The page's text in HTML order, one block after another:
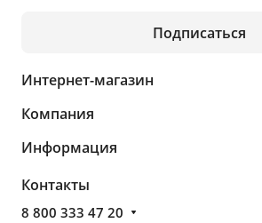
Подписаться
Интернет-магазин
Компания
Информация
Контакты
8 800 333 47 20